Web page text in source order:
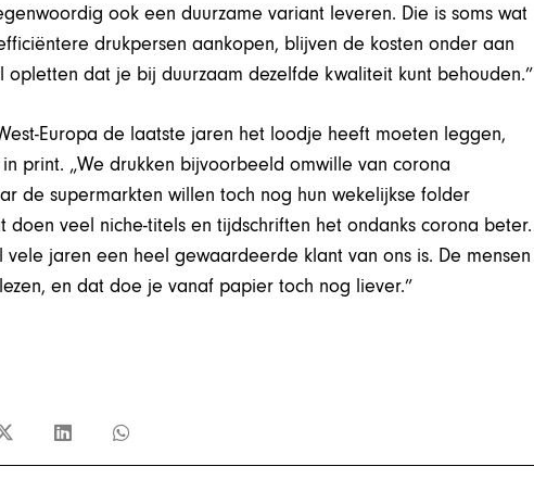
ook een duurzame variant leveren. Die is soms wat
drukpersen aankopen, blijven de kosten onder aan
dat je bij duurzaam dezelfde kwaliteit kunt behouden.”
Europa de laatste jaren het loodje heeft moeten leggen,
print. „We drukken bijvoorbeeld omwille van corona
de supermarkten willen toch nog hun wekelijkse folder
doen veel niche-titels en tijdschriften het ondanks corona beter.
jaren een heel gewaardeerde klant van ons is. De mensen
en dat doe je vanaf papier toch nog liever.”